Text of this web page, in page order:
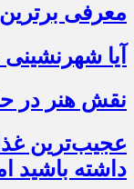
معرفی
آیا
نقش هنر در
عجیب‌ترین
داشته باشید